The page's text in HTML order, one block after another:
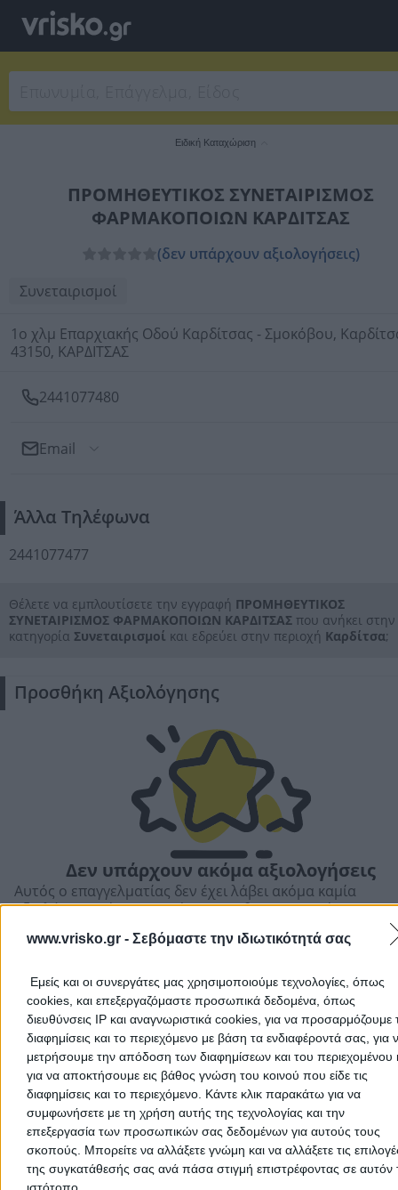
www.vrisko.gr - Σεβόμαστε την ιδιωτικότητά σας
Εμείς και οι συνεργάτες μας χρησιμοποιούμε τεχνολογίες, όπως
cookies, και επεξεργαζόμαστε προσωπικά δεδομένα, όπως
διευθύνσεις IP και αναγνωριστικά cookies, για να προσαρμόζουμε
διαφημίσεις και το περιεχόμενο με βάση τα ενδιαφέροντά σας, για
μετρήσουμε την απόδοση των διαφημίσεων και του περιεχομένου
για να αποκτήσουμε εις βάθος γνώση του κοινού που είδε τις
διαφημίσεις και το περιεχόμενο. Κάντε κλικ παρακάτω για να
συμφωνήσετε με τη χρήση αυτής της τεχνολογίας και την
επεξεργασία των προσωπικών σας δεδομένων για αυτούς τους
σκοπούς. Μπορείτε να αλλάξετε γνώμη και να αλλάξετε τις
της συγκατάθεσής σας ανά πάσα στιγμή επιστρέφοντας σε αυτόν
ιστότοπο.
Ειδική Καταχώριση
ΠΡΟΜΗΘΕΥΤΙΚΟΣ ΣΥΝΕΤΑΙΡΙΣΜΟΣ
ΦΑΡΜΑΚΟΠΟΙΩΝ ΚΑΡΔΙΤΣΑΣ
(δεν υπάρχουν αξιολογήσεις)
Συνεταιρισμοί
1ο χλμ Επαρχιακής Οδού Καρδίτσας - Σμοκόβου,
43150, ΚΑΡΔΙΤΣΑΣ
2441077480
Email
Προς: ΠΡΟΜΗΘΕΥΤΙΚΟΣ ΣΥΝΕΤΑΙΡΙΣΜΟΣ
ΚΑΡΔΙΤΣΑΣ
Όρους Χρήσηςκαι τηνΠολιτική Προστασίας
Ακύρωση
Άλλα Τηλέφωνα
2441077477
Θέλετε να εμπλουτίσετε την εγγραφή ΠΡΟΜΗΘΕΥΤΙΚΟΣ
ΣΥΝΕΤΑΙΡΙΣΜΟΣ ΦΑΡΜΑΚΟΠΟΙΩΝ ΚΑΡΔΙΤΣΑΣ που ανήκει στην
κατηγορία Συνεταιρισμοί και εδρεύει στην περιοχή Καρδίτσα;
Προσθήκη Αξιολόγησης
Δεν υπάρχουν ακόμα αξιολογήσεις
Αυτός ο επαγγελματίας δεν έχει λάβει ακόμα καμία
αξιολόγηση. Γίνετε ο πρώτος που θα μοιραστεί την
επιλογή!